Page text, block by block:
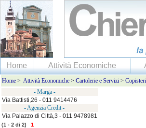
Home Attività Economiche
Home > Attività Economiche > Cartolerie e Servizi >
- Marga -
Via Battisti,26 - 011 9414476
- Agenzia Credit -
Via Palazzo di Città,3 - 011 9478981
(1 - 2 di 2) 1